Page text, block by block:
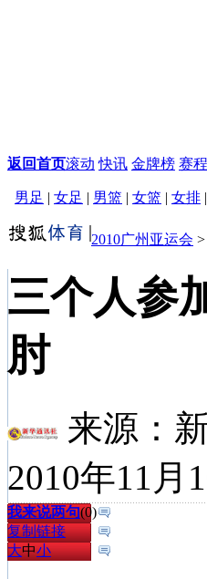
返回首页滚动 快讯 金牌榜 赛
男足 | 女足 | 男篮 | 女篮 | 女排 |
2010广州亚运会 >
三个人参
肘
来源：
2010年11月
我来说两句(0)
复制链接
大中小